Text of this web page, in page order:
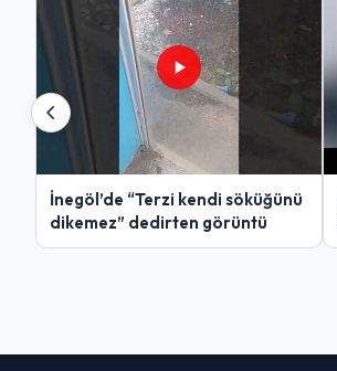
İnegöl’de “Terzi kendi söküğünü
dikemez” dedirten görüntü